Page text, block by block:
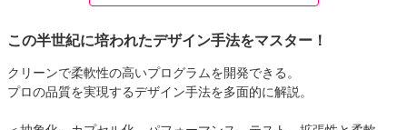
この半世紀に培われたデザイン手法をマスター！
クリーンで柔軟性の高いプログラムを開発できる。
プロの品質を実現するデザイン手法を多面的に解説。